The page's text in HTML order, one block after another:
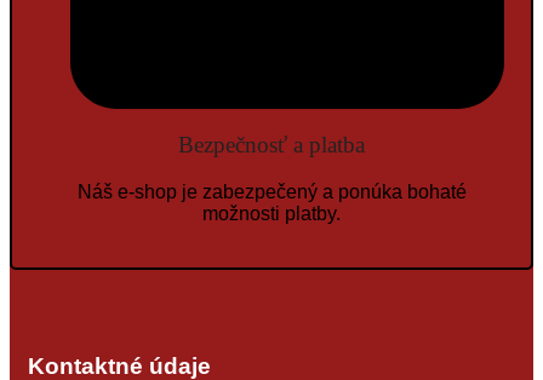
Bezpečnosť a platba
Náš e-shop je zabezpečený a ponúka bohaté
možnosti platby.
Kontaktné údaje